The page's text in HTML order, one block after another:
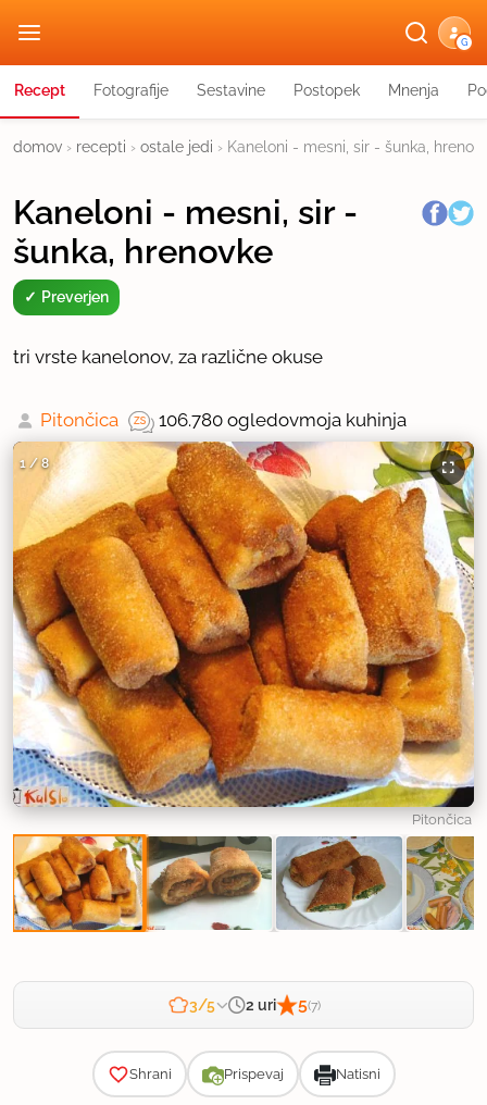
G
Recept Fotografije Sestavine Postopek Mnenja
domov › recepti › ostale jedi › Kaneloni - mesni, sir - šunka,
Kaneloni - mesni, sir -
šunka, hrenovke
Preverjen
tri vrste kanelonov, za različne okuse
Pitončica 106.780 ogledovmoja kuhinja
1 / 8
Pitončica
3/5 2 uri 5(7)
Shrani Prispevaj Natisni